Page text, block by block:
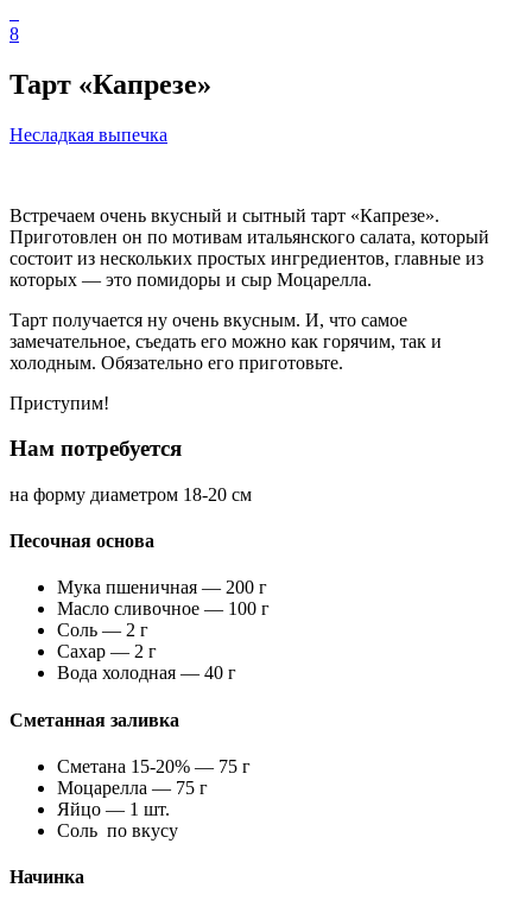
8
Тарт «Капрезе»
Несладкая выпечка
Встречаем очень вкусный и сытный тарт «Капрезе».
Приготовлен он по мотивам итальянского салата, который
состоит из нескольких простых ингредиентов, главные из
которых — это помидоры и сыр Моцарелла.
Тарт получается ну очень вкусным. И, что самое
замечательное, съедать его можно как горячим, так и
холодным. Обязательно его приготовьте.
Приступим!
Нам потребуется
на форму диаметром 18-20 см
Песочная основа
Мука пшеничная — 200 г
Масло сливочное — 100 г
Соль — 2 г
Сахар — 2 г
Вода холодная — 40 г
Сметанная заливка
Сметана 15-20% — 75 г
Моцарелла — 75 г
Яйцо — 1 шт.
Соль по вкусу
Начинка